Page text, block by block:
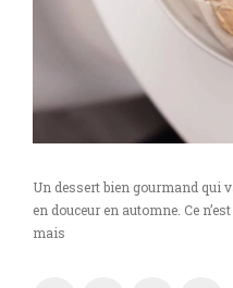
Un dessert bien gourmand qui
en douceur en automne. Ce
mais